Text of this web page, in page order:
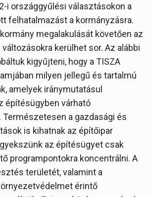
i országgyűlési választásokon a
felhatalmazást a kormányzásra.
megalakulását követően az
kerülhet sor. Az alábbi
kigyűjteni, hogy a TISZA
milyen jellegű és tartalmú
amelyek iránymutatásul
építésügyben várható
Természetesen a gazdasági és
is kihatnak az építőipar
az építésügyet csak
programpontokra koncentrálni. A
területét, valamint a
érintő